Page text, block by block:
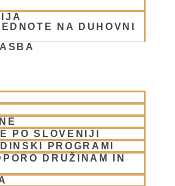
NA DUHOVNI
PO SLOVENIJI
PROGRAMI
DRUŽINAM IN